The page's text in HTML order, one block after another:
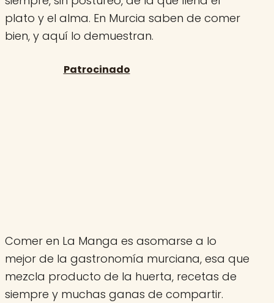
plato y el alma. En Murcia saben de comer
bien, y aquí lo demuestran.
Comer en La Manga es asomarse a lo
mejor de la gastronomía murciana, esa que
mezcla producto de la huerta, recetas de
siempre y muchas ganas de compartir.